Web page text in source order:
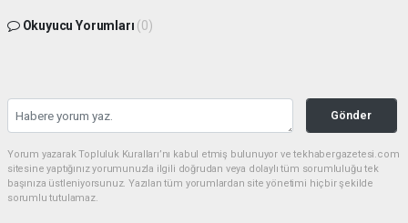
Okuyucu Yorumları (0)
Gönder
Yorum yazarak Topluluk Kuralları’nı kabul etmiş bulunuyor ve tekhabergazetesi.com
sitesine yaptığınız yorumunuzla ilgili doğrudan veya dolaylı tüm sorumluluğu tek
başınıza üstleniyorsunuz. Yazılan tüm yorumlardan site yönetimi hiçbir şekilde
sorumlu tutulamaz.